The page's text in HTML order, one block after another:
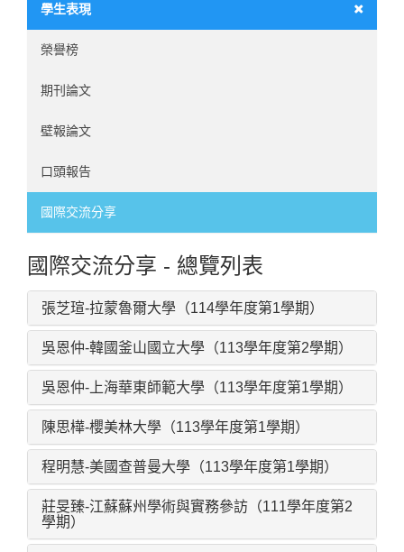
學生表現
榮譽榜
期刊論文
壁報論文
口頭報告
國際交流分享
國際交流分享 - 總覽列表
張芝瑄-拉蒙魯爾大學（114學年度第1學期）
吳恩仲-韓國釜山國立大學（113學年度第2學期）
吳恩仲-上海華東師範大學（113學年度第1學期）
陳思樺-櫻美林大學（113學年度第1學期）
程明慧-美國查普曼大學（113學年度第1學期）
莊旻臻-江蘇蘇州學術與實務參訪（111學年度第2
學期）